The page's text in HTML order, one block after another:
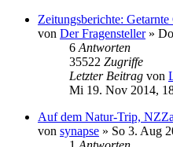
Zeitungsberichte:
von Der Fragensteller»
6 Antworten
35522 Zugriffe
Letzter Beitrag von
Mi 19. Nov 2014,
Auf dem Natur-Trip,
von synapse » So 3. Aug